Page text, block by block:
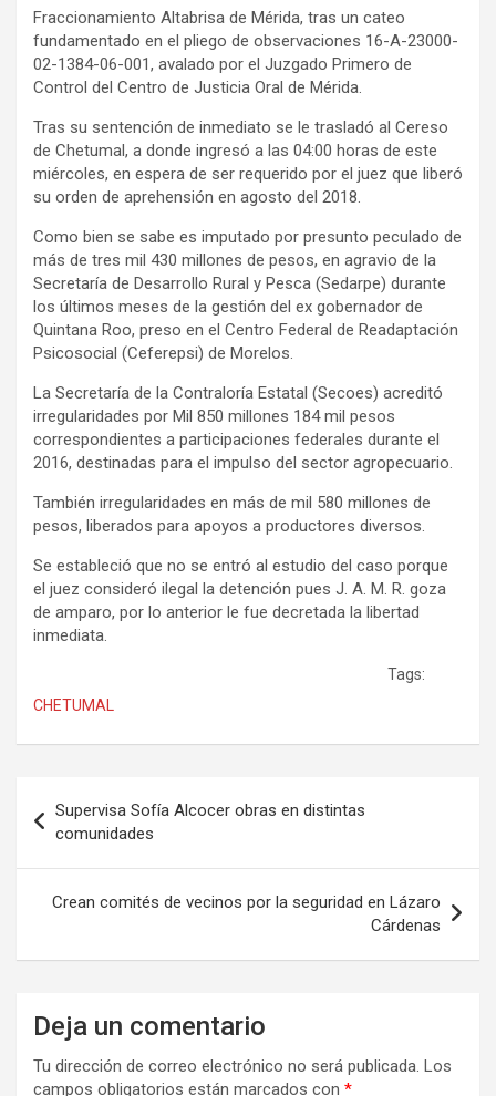
Fraccionamiento Altabrisa de Mérida, tras un cateo
fundamentado en el pliego de observaciones 16-A-23000-
02-1384-06-001, avalado por el Juzgado Primero de
Control del Centro de Justicia Oral de Mérida.
Tras su sentención de inmediato se le trasladó al Cereso
de Chetumal, a donde ingresó a las 04:00 horas de este
miércoles, en espera de ser requerido por el juez que liberó
su orden de aprehensión en agosto del 2018.
Como bien se sabe es imputado por presunto peculado de
más de tres mil 430 millones de pesos, en agravio de la
Secretaría de Desarrollo Rural y Pesca (Sedarpe) durante
los últimos meses de la gestión del ex gobernador de
Quintana Roo, preso en el Centro Federal de Readaptación
Psicosocial (Ceferepsi) de Morelos.
La Secretaría de la Contraloría Estatal (Secoes) acreditó
irregularidades por Mil 850 millones 184 mil pesos
correspondientes a participaciones federales durante el
2016, destinadas para el impulso del sector agropecuario.
También irregularidades en más de mil 580 millones de
pesos, liberados para apoyos a productores diversos.
Se estableció que no se entró al estudio del caso porque
el juez consideró ilegal la detención pues J. A. M. R. goza
de amparo, por lo anterior le fue decretada la libertad
inmediata.
Tags:
CHETUMAL
de
entradas
Supervisa Sofía Alcocer obras en distintas
comunidades
Crean comités de vecinos por la seguridad en Lázaro
Cárdenas
Deja un comentario
Tu dirección de correo electrónico no será publicada. Los
campos obligatorios están marcados con *